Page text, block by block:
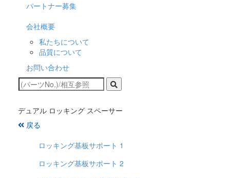
パートナー募集
会社概要
私たちについて
品質について
お問い合わせ
デュアル ロッキング スペーサー
戻る
ロッキング基板サポート 1
ロッキング基板サポート 2